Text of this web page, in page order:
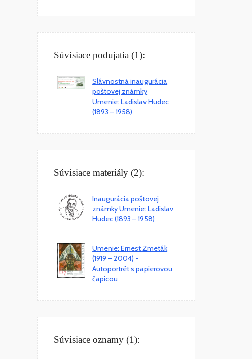
Súvisiace podujatia (1):
Slávnostná inaugurácia
poštovej známky
Umenie: Ladislav Hudec
(1893 – 1958)
Súvisiace materiály (2):
Inaugurácia poštovej
známky Umenie: Ladislav
Hudec (1893 – 1958)
Umenie: Ernest Zmeták
(1919 – 2004) -
Autoportrét s papierovou
čapicou
Súvisiace oznamy (1):